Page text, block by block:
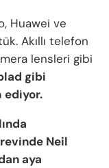
Huawei ve
Akıllı telefon
lensleri gibi
gibi
ediyor.
Neil
aya